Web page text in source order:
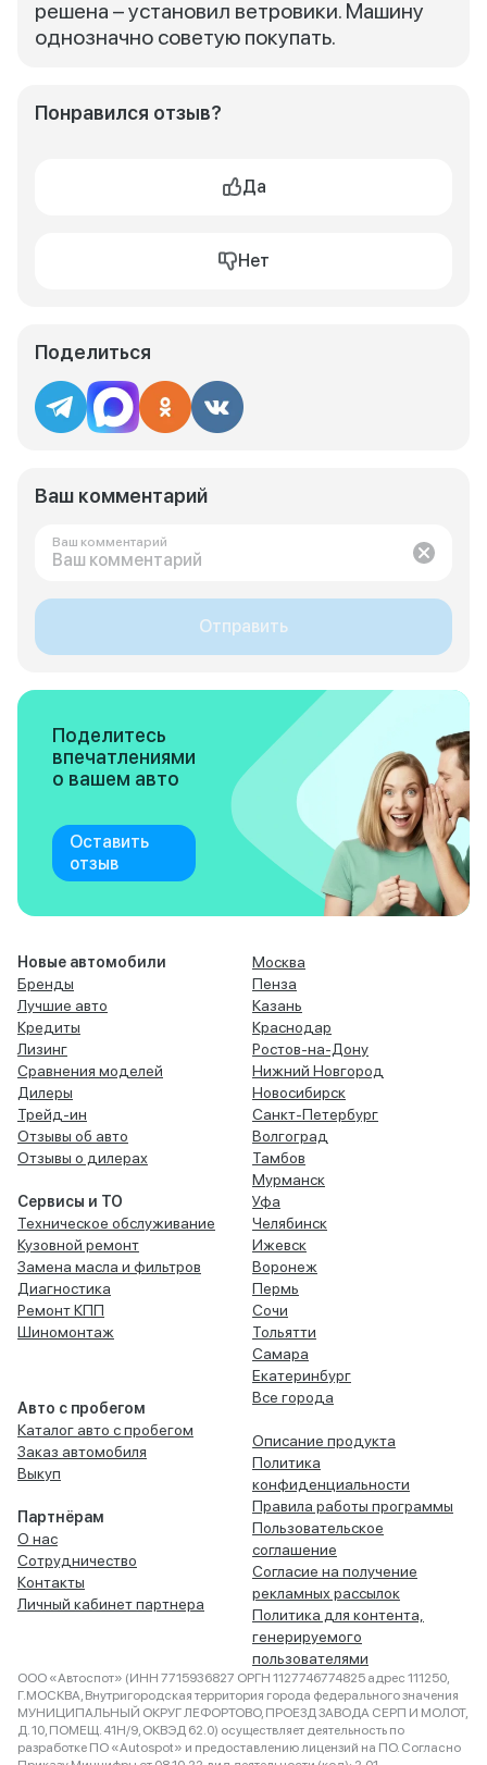
решена – установил ветровики. Машину
однозначно советую покупать.
Понравился отзыв?
Да
Нет
Поделиться
Ваш комментарий
Ваш комментарий
Отправить
Поделитесь
впечатлениями
о вашем авто
Оставить
отзыв
Новые автомобили
Бренды
Лучшие авто
Кредиты
Лизинг
Сравнения моделей
Дилеры
Трейд-ин
Отзывы об авто
Отзывы о дилерах
Сервисы и ТО
Техническое обслуживание
Кузовной ремонт
Замена масла и фильтров
Диагностика
Ремонт КПП
Шиномонтаж
Авто с пробегом
Каталог авто с пробегом
Заказ автомобиля
Выкуп
Партнёрам
О нас
Сотрудничество
Контакты
Личный кабинет партнера
Москва
Пенза
Казань
Краснодар
Ростов-на-Дону
Нижний Новгород
Новосибирск
Санкт-Петербург
Волгоград
Тамбов
Мурманск
Уфа
Челябинск
Ижевск
Воронеж
Пермь
Сочи
Тольятти
Самара
Екатеринбург
Все города
Описание продукта
Политика
конфиденциальности
Правила работы программы
Пользовательское
соглашение
Согласие на получение
рекламных рассылок
Политика для контента,
генерируемого
пользователями
ООО «Автоспот» (ИНН 7715936827 ОРГН 1127746774825 адрес 111250,
Г.МОСКВА, Внутригородская территория города федерального значения
МУНИЦИПАЛЬНЫЙ ОКРУГ ЛЕФОРТОВО, ПРОЕЗД ЗАВОДА СЕРП И МОЛОТ,
Д. 10, ПОМЕЩ. 41Н/9, ОКВЭД 62.0) осуществляет деятельность по
разработке ПО «Autospot» и предоставлению лицензий на ПО. Согласно